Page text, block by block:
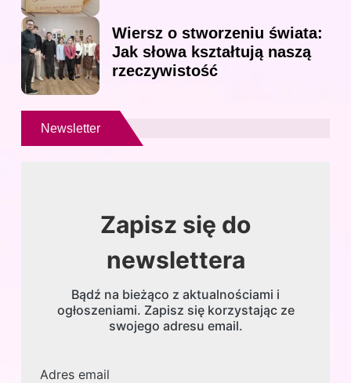
Wiersz o stworzeniu świata:
Jak słowa kształtują naszą
rzeczywistość
Newsletter
Zapisz się do
newslettera
Bądź na bieżąco z aktualnościami i
ogłoszeniami. Zapisz się korzystając ze
swojego adresu email.
Adres email